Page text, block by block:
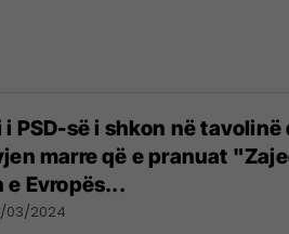
PSD-së i shkon në
marre që e pranuat
e Evropës...
03/2024